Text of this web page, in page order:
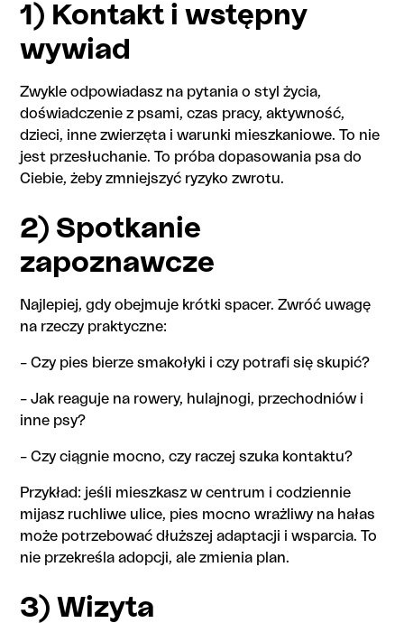
1) Kontakt i wstępny
wywiad
Zwykle odpowiadasz na pytania o styl życia,
doświadczenie z psami, czas pracy, aktywność,
dzieci, inne zwierzęta i warunki mieszkaniowe. To nie
jest przesłuchanie. To próba dopasowania psa do
Ciebie, żeby zmniejszyć ryzyko zwrotu.
2) Spotkanie
zapoznawcze
Najlepiej, gdy obejmuje krótki spacer. Zwróć uwagę
na rzeczy praktyczne:
– Czy pies bierze smakołyki i czy potrafi się skupić?
– Jak reaguje na rowery, hulajnogi, przechodniów i
inne psy?
– Czy ciągnie mocno, czy raczej szuka kontaktu?
Przykład: jeśli mieszkasz w centrum i codziennie
mijasz ruchliwe ulice, pies mocno wrażliwy na hałas
może potrzebować dłuższej adaptacji i wsparcia. To
nie przekreśla adopcji, ale zmienia plan.
3) Wizyta